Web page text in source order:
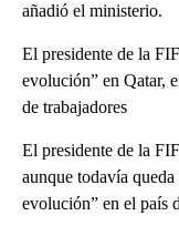
añadió el ministerio.
El presidente de la
evolución” en Qatar,
de trabajadores
El presidente de la
aunque todavía
evolución” en el país